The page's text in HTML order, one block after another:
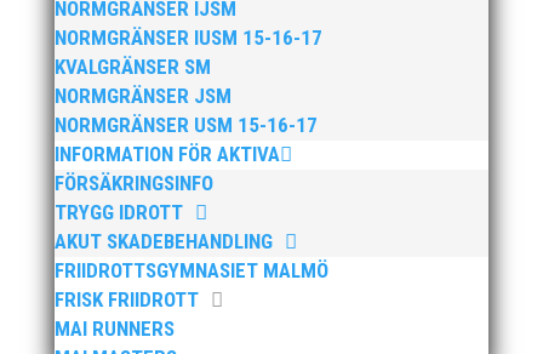
NORMGRÄNSER IJSM
NORMGRÄNSER IUSM 15-16-17
KVALGRÄNSER SM
NORMGRÄNSER JSM
NORMGRÄNSER USM 15-16-17
INFORMATION FÖR AKTIVA
FÖRSÄKRINGSINFO
TRYGG IDROTT
AKUT SKADEBEHANDLING
FRIIDROTTSGYMNASIET MALMÖ
FRISK FRIIDROTT
MAI RUNNERS
Anders Hallström, 55, blir ny klubbchef i MAI. Han
börjar sin anställning den 13 april. Anders har ett
brett idrottsintresse och har bland annat fungerat
som tränare inom hockeyn i Trelleborg och fotbollen i
Höllviken tidigare. I fortsättningen blir det dock
friidrott...